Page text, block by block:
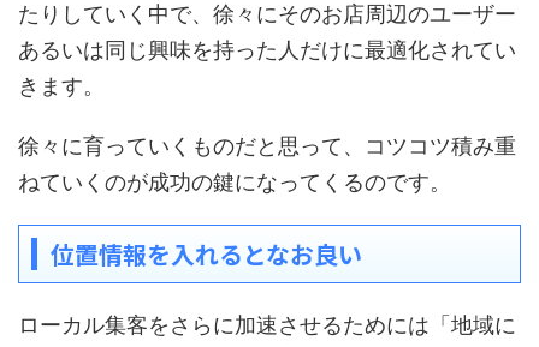
たりしていく中で、徐々にそのお店周辺のユーザー
あるいは同じ興味を持った人だけに最適化されてい
きます。
徐々に育っていくものだと思って、コツコツ積み重
ねていくのが成功の鍵になってくるのです。
位置情報を入れるとなお良い
ローカル集客をさらに加速させるためには「地域に